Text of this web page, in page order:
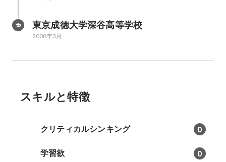
東京成徳大学深谷高等学校
2008年3月
スキルと特徴
クリティカルシンキング 0
学習欲 0